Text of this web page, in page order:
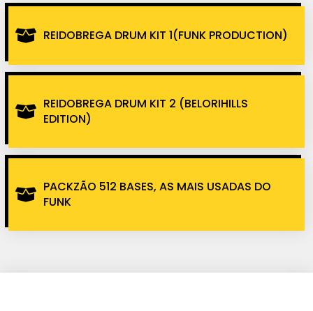
REIDOBREGA DRUM KIT 1(FUNK PRODUCTION)
REIDOBREGA DRUM KIT 2 (BELORIHILLS
EDITION)
PACKZÃO 512 BASES, AS MAIS USADAS DO
FUNK